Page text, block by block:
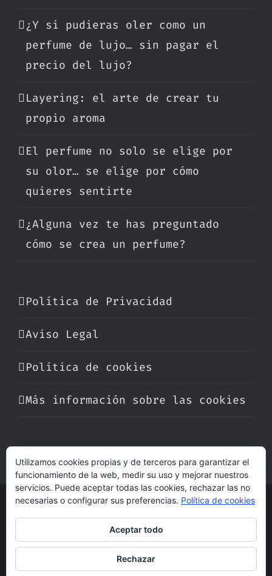
¿Y si pudieras oler como un
perfume de lujo… sin pagar el
precio del lujo?
Layering: el arte de crear tu
propio aroma
El perfume no solo se elige por
su olor… se elige por cómo
quieres sentirte
¿Alguna vez te has preguntado
cómo se crea un perfume?
Política de Privacidad
Aviso Legal
Política de cookies
Más información sobre las cookies
| Derechos Reservados | Hecho con cariño
pordogleg
Utilizamos cookies propias y de terceros para garantizar el
funcionamiento de la web, medir su uso y mejorar nuestros
servicios. Puede aceptar todas las cookies, rechazar las no
necesarias o configurar sus preferencias. Política de cookies
Aceptar todo
Rechazar